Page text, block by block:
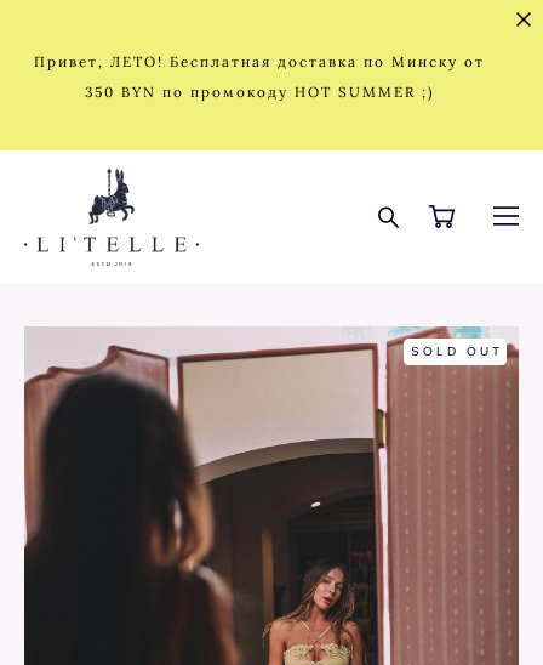
Привет, ЛЕТО! Бесплатная доставка по Минску от
350 BYN по промокоду HOT SUMMER ;)
SOLD OUT